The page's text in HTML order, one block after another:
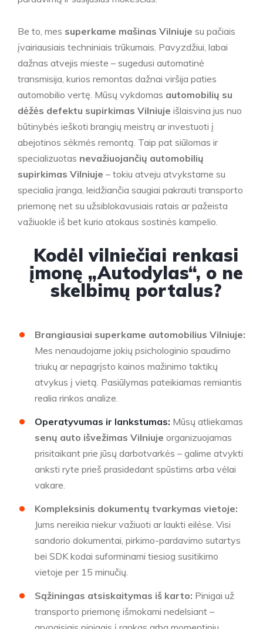
Be to, mes superkame mašinas Vilniuje su pačiais
įvairiausiais techniniais trūkumais. Pavyzdžiui, labai
dažnas atvejis mieste – sugedusi automatinė
transmisija, kurios remontas dažnai viršija paties
automobilio vertę. Mūsų vykdomas automobilių su
dėžės defektu supirkimas Vilniuje išlaisvina jus nuo
būtinybės ieškoti brangių meistrų ar investuoti į
abejotinos sėkmės remontą. Taip pat siūlomas ir
specializuotas nevažiuojančių automobilių
supirkimas Vilniuje – tokiu atveju atvykstame su
specialia įranga, leidžiančia saugiai pakrauti transporto
priemonę net su užsiblokavusiais ratais ar pažeista
važiuokle iš bet kurio atokaus sostinės kampelio.
Kodėl vilniečiai renkasi
įmonę „Autodylas“, o ne
skelbimų portalus?
Brangiausiai superkame automobilius Vilniuje:
Mes nenaudojame jokių psichologinio spaudimo
triukų ar nepagrįsto kainos mažinimo taktikų
atvykus į vietą. Pasiūlymas pateikiamas remiantis
realia rinkos analize.
Operatyvumas ir lankstumas: Mūsų atliekamas
senų auto išvežimas Vilniuje organizuojamas
prisitaikant prie jūsų darbotvarkės – galime atvykti
anksti ryte prieš prasidedant spūstims arba vėlai
vakare.
Kompleksinis dokumentų tvarkymas vietoje:
Jums nereikia niekur važiuoti ar laukti eilėse. Visi
sandorio dokumentai, pirkimo-pardavimo sutartys
bei SDK kodai suforminami tiesiog susitikimo
vietoje per 15 minučių.
Sąžiningas atsiskaitymas iš karto: Pinigai už
transporto priemonę išmokami nedelsiant –